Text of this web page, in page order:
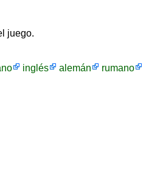
juego.
inglés alemán
rumano